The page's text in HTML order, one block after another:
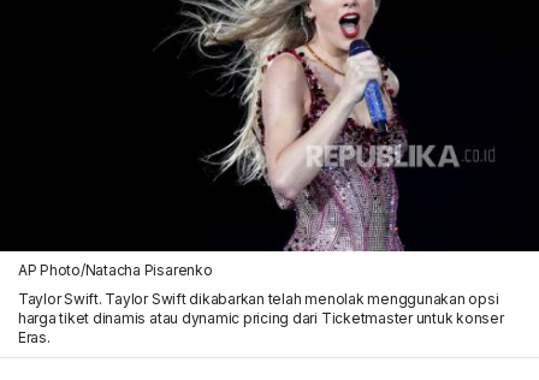
AP Photo/Natacha Pisarenko
Taylor Swift. Taylor Swift dikabarkan telah menolak menggunakan opsi
harga tiket dinamis atau dynamic pricing dari Ticketmaster untuk konser
Eras.